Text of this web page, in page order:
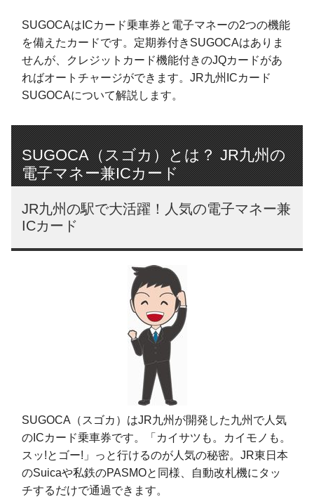
SUGOCAはICカード乗車券と電子マネーの2つの機能
を備えたカードです。定期券付きSUGOCAはありま
せんが、クレジットカード機能付きのJQカードがあ
ればオートチャージができます。JR九州ICカード
SUGOCAについて解説します。
SUGOCA（スゴカ）とは？ JR九州の
電子マネー兼ICカード
JR九州の駅で大活躍！人気の電子マネー兼
ICカード
SUGOCA（スゴカ）はJR九州が開発した九州で人気
のICカード乗車券です。「カイサツも。カイモノも。
スッ!とゴー!」っと行けるのが人気の秘密。JR東日本
のSuicaや私鉄のPASMOと同様、自動改札機にタッ
チするだけで通過できます。